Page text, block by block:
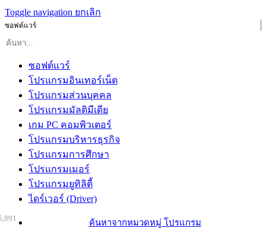
Toggle navigation ยกเลิก
ซอฟต์แวร์
ซอฟต์แวร์
โปรแกรมอินเทอร์เน็ต
โปรแกรมส่วนบุคคล
โปรแกรมมัลติมีเดีย
เกม PC คอมพิวเตอร์
โปรแกรมบริหารธุรกิจ
โปรแกรมการศึกษา
โปรแกรมเมอร์
โปรแกรมยูทิลิตี้
ไดร์เวอร์ (Driver)
ค้นหาจากหมวดหมู่ โปรแกรม